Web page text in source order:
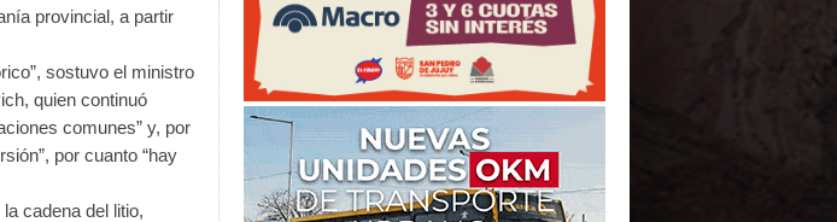
provincial, a partir
sostuvo el ministro
quien continuó
comunes” y, por
por cuanto “hay
cadena del litio,